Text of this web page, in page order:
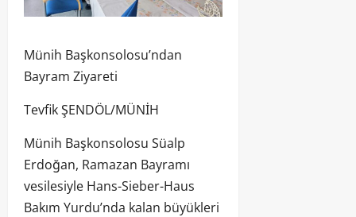
Münih Başkonsolosu’ndan
Bayram Ziyareti
Tevfik ŞENDÖL/MÜNİH
Münih Başkonsolosu Süalp
Erdoğan, Ramazan Bayramı
vesilesiyle Hans-Sieber-Haus
Bakım Yurdu’nda kalan büyükleri